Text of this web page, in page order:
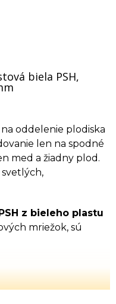
biela PSH,
oddelenie plodiska
len na spodné
med a žiadny plod.
z bieleho plastu
mriežok, sú
úľa B 9